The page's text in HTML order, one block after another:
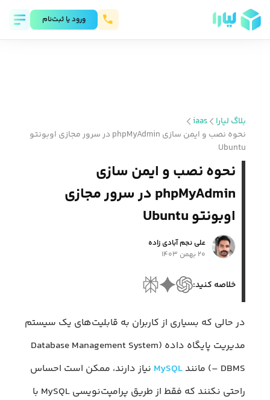
ورود يا ثبت‌نام
بلاگ لیارا
iaas
نحوه نصب و ایمن سازی phpMyAdmin در سرور مجازی اوبونتو
Ubuntu
نحوه نصب و ایمن سازی
phpMyAdmin در سرور مجازی
اوبونتو Ubuntu
علی نجم آبادی زاده
۲۰ بهمن ۱۴۰۳
خلاصه کنید:
در حالی که بسیاری از کاربران به قابلیت‌های یک سیستم
مدیریت پایگاه داده (Database Management System
– DBMS) مانند
MySQL نیاز دارند، ممکن است احساس
راحتی نکنند که فقط از طریق پرامپت‌نویسی MySQL با